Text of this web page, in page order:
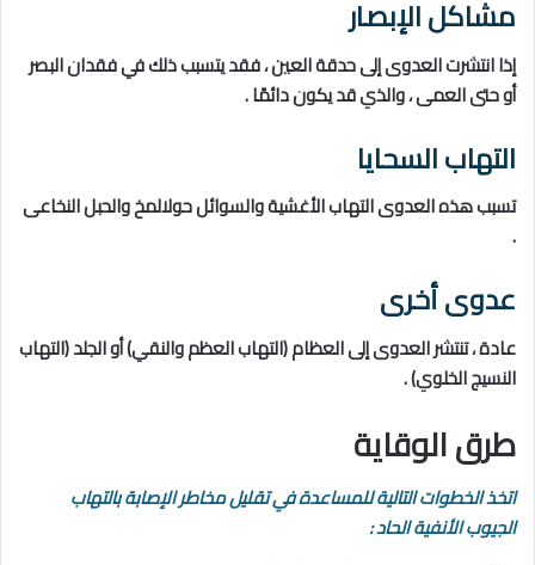
مشاكل الإبصار
إذا انتشرت العدوى إلى حدقة العين ، فقد يتسبب ذلك في فقدان البصر
أو حتى العمى ، والذي قد يكون دائمًا .
التهاب السحايا
تسبب هذه العدوى التهاب الأغشية والسوائل حولالمخ والحبل النخاعى
.
عدوى أخرى
عادة ، تنتشر العدوى إلى العظام (التهاب العظم والنقي) أو الجلد (التهاب
النسيج الخلوي) .
طرق الوقاية
اتخذ الخطوات التالية للمساعدة في تقليل مخاطر الإصابة بالتهاب
الجيوب الأنفية الحاد :